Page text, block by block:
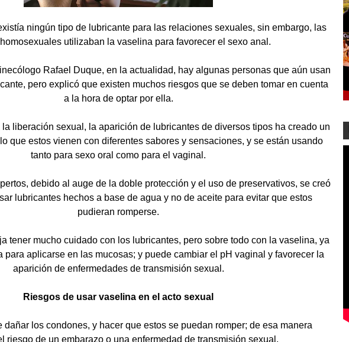
ningún tipo de lubricante para las relaciones sexuales, sin embargo, las
utilizaban la vaselina para favorecer el sexo anal.
Rafael Duque, en la actualidad, hay algunas personas que aún usan
pero explicó que existen muchos riesgos que se deben tomar en cuenta
a la hora de optar por ella.
liberación sexual, la aparición de lubricantes de diversos tipos ha creado un
que estos vienen con diferentes sabores y sensaciones, y se están usando
tanto para sexo oral como para el vaginal.
debido al auge de la doble protección y el uso de preservativos, se creó
lubricantes hechos a base de agua y no de aceite para evitar que estos
pudieran romperse.
tener mucho cuidado con los lubricantes, pero sobre todo con la vaselina, ya
para aplicarse en las mucosas; y puede cambiar el pH vaginal y favorecer la
aparición de enfermedades de transmisión sexual.
Riesgos de usar vaselina en el acto sexual
dañar los condones, y hacer que estos se puedan romper; de esa manera
riesgo de un embarazo o una enfermedad de transmisión sexual.